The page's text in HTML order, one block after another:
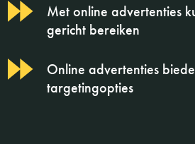
Met online advertenties
gericht bereiken
Online advertenties
targetingopties